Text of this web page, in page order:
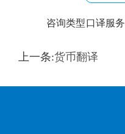
咨询类型口译服务
训翻译
上一条:货币翻译